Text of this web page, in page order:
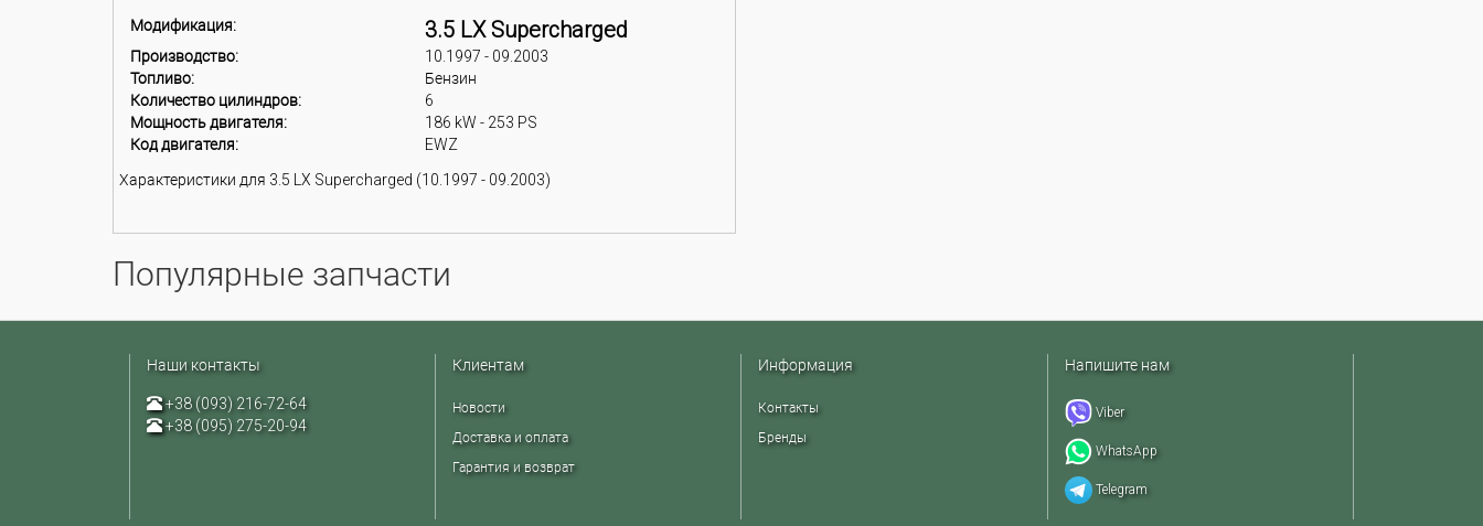
Модификация: 3.5 LX Supercharged
Производство:
10.1997 - 09.2003
Топливо:
Бензин
Количество цилиндров:
6
Мощность двигателя:
186 kW - 253 PS
Код двигателя:
EWZ
Характеристики для 3.5 LX Supercharged (10.1997 - 09.2003)
Популярные запчасти
Наши контакты
+38 (093) 216-72-64
+38 (095) 275-20-94
Клиентам
Новости
Доставка и оплата
Гарантия и возврат
Информация
Контакты
Бренды
Напишите нам
Viber
WhatsApp
Telegram